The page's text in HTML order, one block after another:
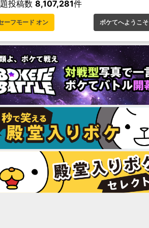
投稿数 8,107,281件
ーフモード オン ボケてへようこそ